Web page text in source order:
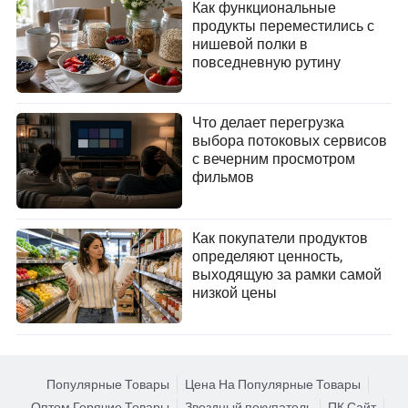
Как функциональные
продукты переместились с
нишевой полки в
повседневную рутину
Что делает перегрузка
выбора потоковых сервисов
с вечерним просмотром
фильмов
Как покупатели продуктов
определяют ценность,
выходящую за рамки самой
низкой цены
Популярные Товары
Цена На Популярные Товары